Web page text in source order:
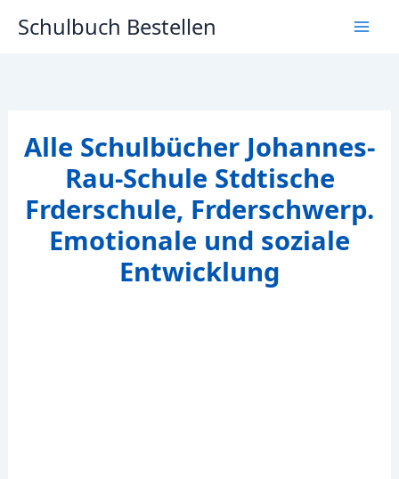
InhaltSchulbuch Bestellen
Alle Schulbücher Johannes-
Rau-Schule Stdtische
Frderschule, Frderschwerp.
Emotionale und soziale
Entwicklung